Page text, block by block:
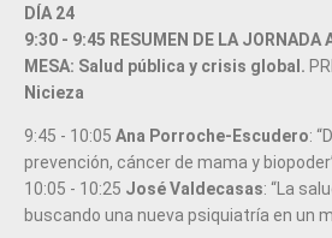
DÍA 24
9:30 - 9:45 RESUMEN DE LA JORNADA
MESA: Salud pública y crisis global.
Nicieza
9:45 - 10:05 Ana Porroche-Escudero:
prevención, cáncer de mama y
10:05 - 10:25 José Valdecasas: “La
buscando una nueva psiquiatría en un